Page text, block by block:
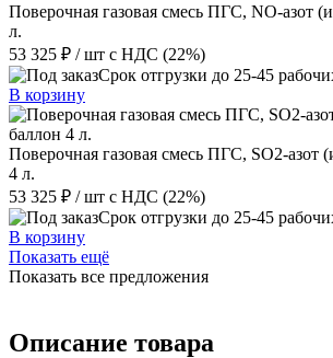
Поверочная газовая смесь ПГС, NO-азот
л.
53 325 ₽ / шт с НДС (22%)
Срок отгрузки до 25-45
В корзину
Поверочная газовая смесь ПГС, SO2-азот
4 л.
53 325 ₽ / шт с НДС (22%)
Срок отгрузки до 25-45
В корзину
Показать ещё
Показать все предложения
Описание товара